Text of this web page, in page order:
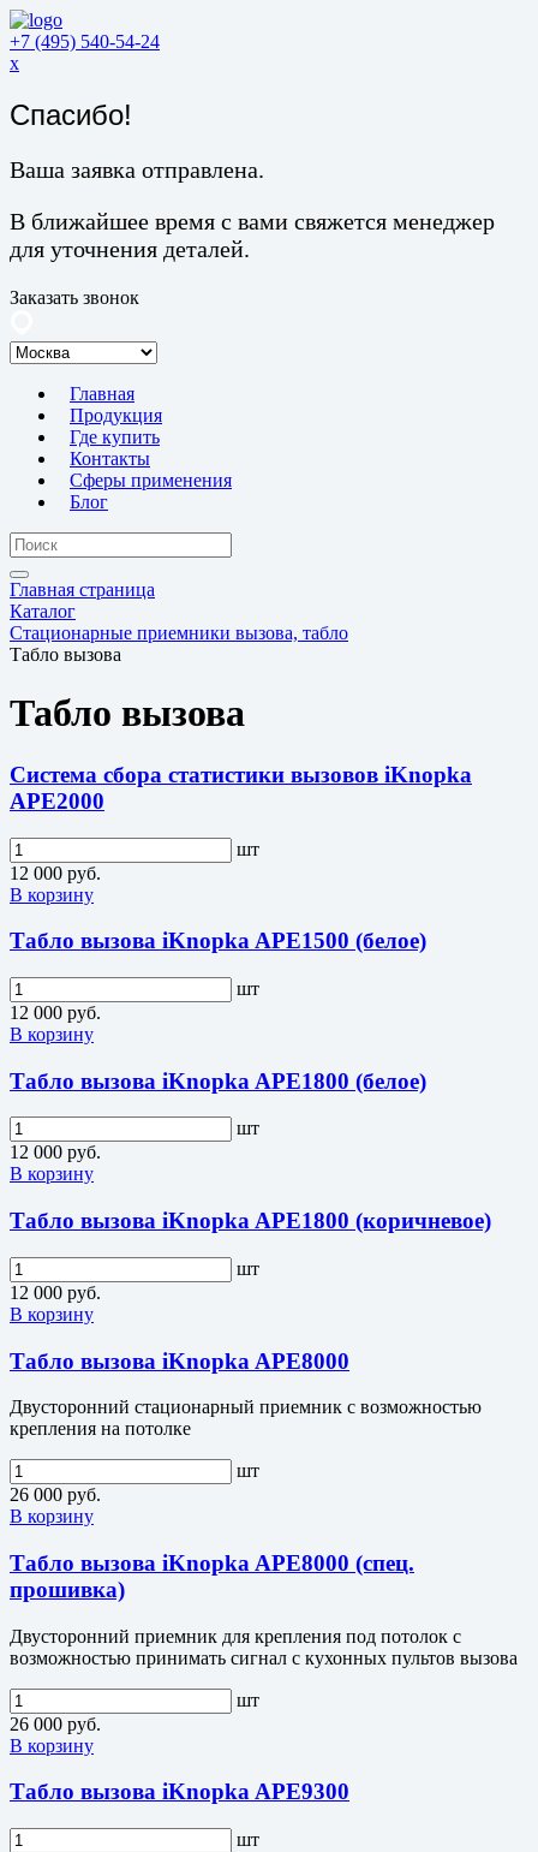
+7 (495) 540-54-24
x
Спасибо!
Ваша заявка отправлена.
В ближайшее время с вами свяжется менеджер
для уточнения деталей.
Заказать звонок
Главная
Продукция
Где купить
Контакты
Сферы применения
Блог
Главная страница
Каталог
Стационарные приемники вызова, табло
Табло вызова
Табло вызова
Система сбора статистики вызовов iKnopka
APE2000
шт
12 000 руб.
В корзину
Табло вызова iKnopka APE1500 (белое)
шт
12 000 руб.
В корзину
Табло вызова iKnopka APE1800 (белое)
шт
12 000 руб.
В корзину
Табло вызова iKnopka APE1800 (коричневое)
шт
12 000 руб.
В корзину
Табло вызова iKnopka APE8000
Двусторонний стационарный приемник с возможностью
крепления на потолке
шт
26 000 руб.
В корзину
Табло вызова iKnopka APE8000 (спец.
прошивка)
Двусторонний приемник для крепления под потолок с
возможностью принимать сигнал с кухонных пультов вызова
шт
26 000 руб.
В корзину
Табло вызова iKnopka APE9300
шт